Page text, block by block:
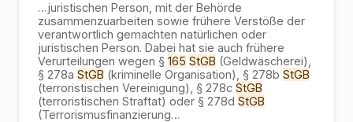
…juristischen Person, mit der Behörde
zusammenzuarbeiten sowie frühere Verstöße der
verantwortlich gemachten natürlichen oder
juristischen Person. Dabei hat sie auch frühere
Verurteilungen wegen § 165 StGB (Geldwäscherei),
§ 278a StGB (kriminelle Organisation), § 278b StGB
(terroristischen Vereinigung), § 278c StGB
(terroristischen Straftat) oder § 278d StGB
(Terrorismusfinanzierung…